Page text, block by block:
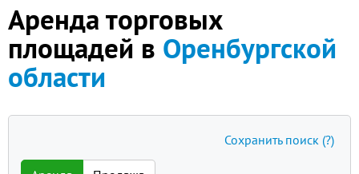
Аренда торговых
площадей в Оренбургской
области
Сохранить поиск (?)